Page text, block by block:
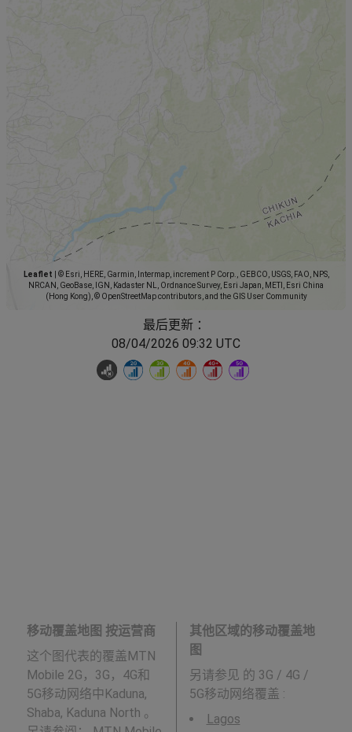
Leaflet
© Esri, HERE, Garmin, Intermap, increment P Corp., GEBCO, USGS, FAO, NPS,
NRCAN, GeoBase, IGN, Kadaster NL, Ordnance Survey, Esri Japan, METI, Esri China
(Hong Kong), © OpenStreetMap contributors, and the GIS User Community
最后更新 ：
08/04/2026 09:32 UTC
移动覆盖地图 按运营商
这个图代表的覆盖MTN
Mobile 2G，3G，4G和
5G移动网络中Kaduna,
Shaba, Kaduna North 。
其他区域的移动覆盖地
图
另请参见 的 3G / 4G /
5G移动网络覆盖 :
Lagos